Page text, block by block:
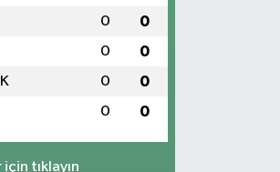
0 0
0 0
0 0
0 0
tıklayın